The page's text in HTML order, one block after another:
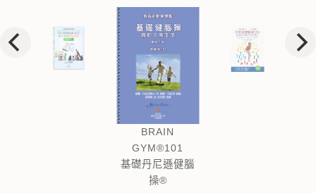
BRAIN GYM®104
丹尼遜健腦操®26
式